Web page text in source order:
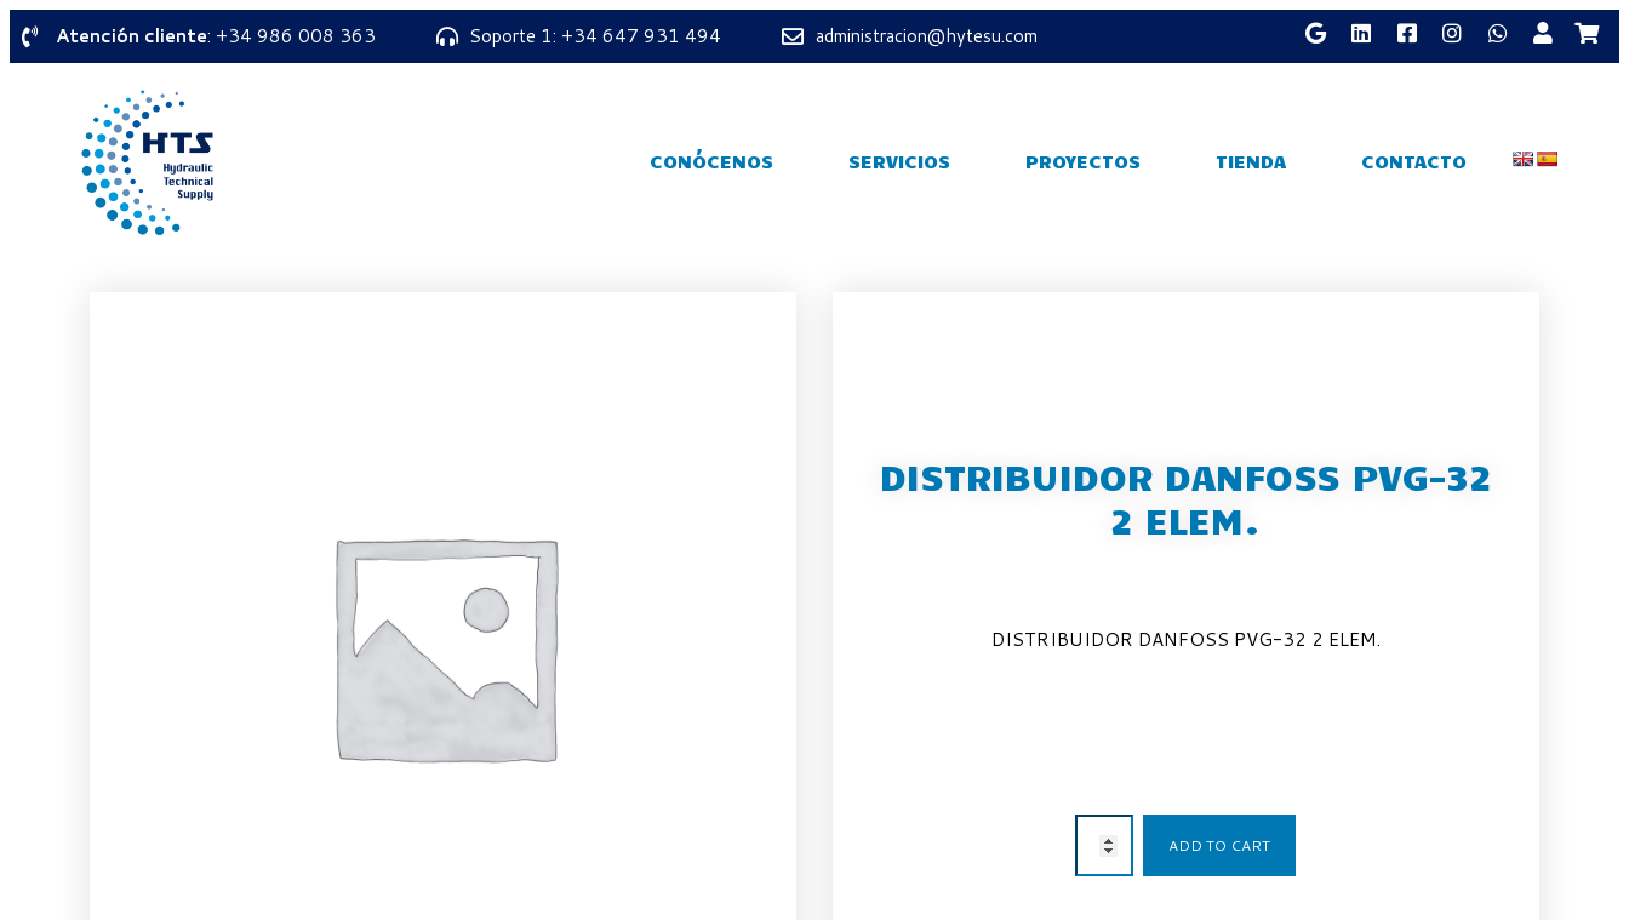
Atención cliente: +34 986 008 363 Soporte 1: +34 647 931 494 administracion@hytesu.com
CONÓCENOS SERVICIOS PROYECTOS TIENDA CONTACTO
DISTRIBUIDOR DANFOSS PVG-32
2 ELEM.
DISTRIBUIDOR DANFOSS PVG-32 2 ELEM.
ADD TO CART